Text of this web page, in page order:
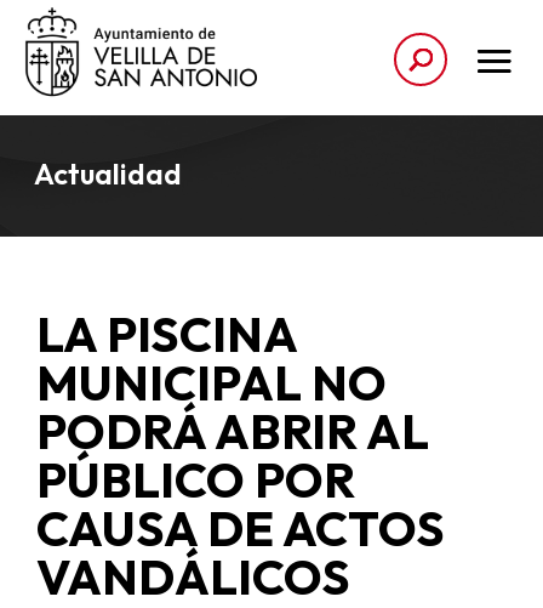
Actualidad
LA PISCINA
MUNICIPAL NO
PODRÁ ABRIR AL
PÚBLICO POR
CAUSA DE ACTOS
VANDÁLICOS